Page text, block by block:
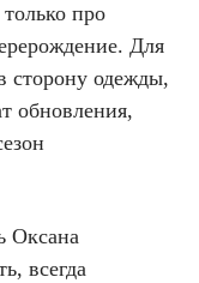
про
Для
сторону одежды,
обновления,
Оксана
всегда